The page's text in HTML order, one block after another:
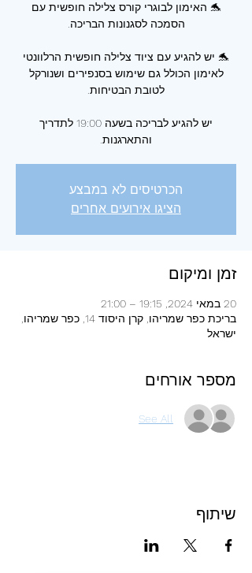
🐬 האימון לבוגרי קורס צלילה חופשית עם
🐬 יש להגיע עם ציוד צלילה חופשית הרלוונטי
לאימון הכולל גם שימוש בסנפירים ושנורקל
יש להגיע לבריכה בשעה 19:00 לתדריך
והתארגנות.
הכרטיסים לא במבצע
הציגו אירועים אחרים
זמן ומיקום
20 במאי 2024, 19:15 – 21:00
בריכת כפר שמריהו, קרן היסוד 14, כפר שמריהו,
ישראל
מספר אורחים
See All
שיתוף